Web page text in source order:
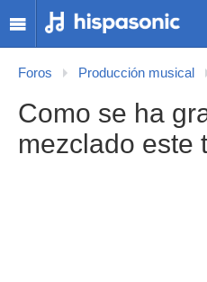
Foros Producción musical
Como se ha
mezclado este